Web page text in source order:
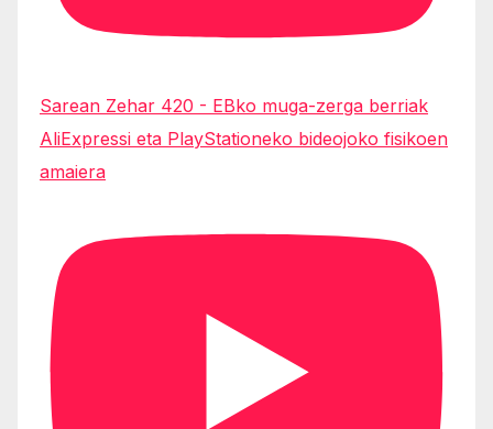
Sarean Zehar 420 - EBko muga-zerga berriak
AliExpressi eta PlayStationeko bideojoko fisikoen
amaiera